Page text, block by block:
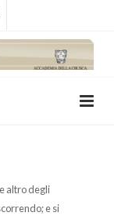
altro degli
e si